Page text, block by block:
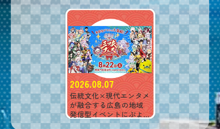
2026.08.07
伝統文化×現代エンタメ
が融合する広島の地域
発信型イベントにぷよ
ぷよが登場！